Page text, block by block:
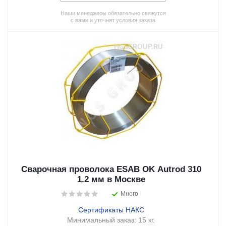
Наши менеджеры обязательно свяжутся
с вами и уточнят условия заказа
Сварочная проволока ESAB OK Autrod 310
1.2 мм в Москве
Много
Сертификаты НАКС
Минимальный заказ: 15 кг.